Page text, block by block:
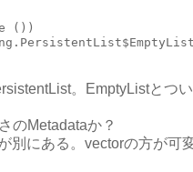
())
。EmptyListとつ
のMetadataか？
別にある。vectorの方が可